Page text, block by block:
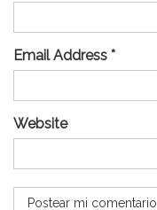
Email Address *
Website